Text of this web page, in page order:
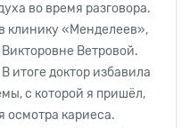
во время разговора.
клинику «Менделеев»,
Ветровой.
итоге доктор избавила
с которой я пришёл,
осмотра кариеса.